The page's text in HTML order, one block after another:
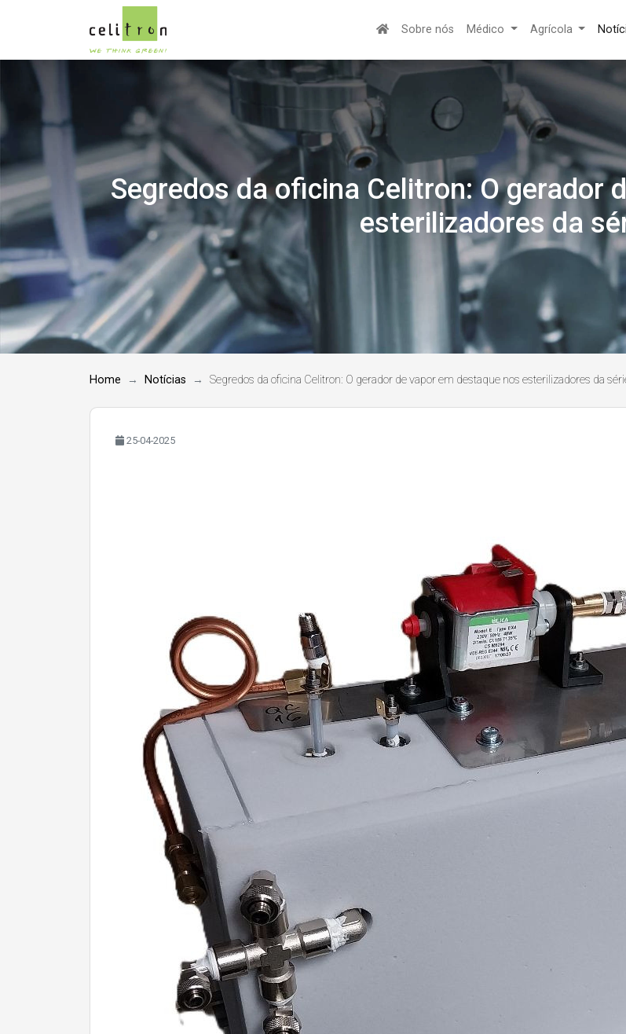
Sobre nós Médico Agrícola
Segredos da oficina Celitron: O gerador
esterilizadores da
Home Notícias Segredos da oficina Celitron: O gerador de vapor em destaque nos esterilizadores da
25-04-2025